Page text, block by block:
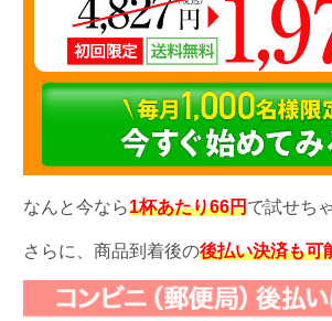
なんと今なら1杯あたり66円で試せち
さらに、商品到着後の後払い決済も可